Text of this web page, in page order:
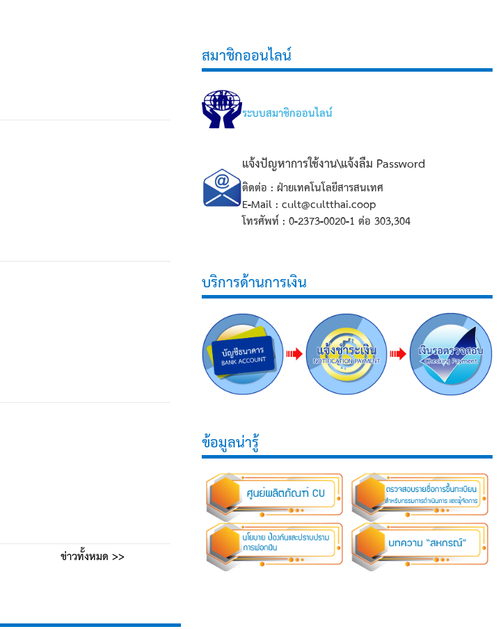
ข่าวทั้งหมด >>
สมาชิกออนไลน์
ระบบสมาชิกออนไลน์
แจ้งปัญหาการใช้งาน\แจ้งลืม Password
ติดต่อ : ฝ่ายเทคโนโลยีสารสนเทศ
E-Mail : cult@cultthai.coop
โทรศัพท์ : 0-2373-0020-1 ต่อ 303,304
บริการด้านการเงิน
ข้อมูลน่ารู้